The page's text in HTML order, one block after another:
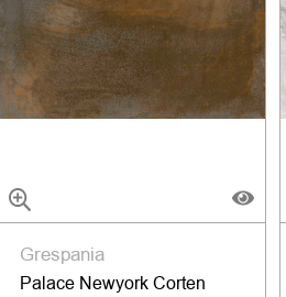
Grespania
Palace Newyork Corten